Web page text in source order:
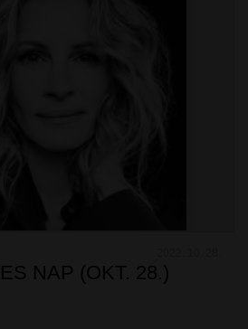
NAP (OKT. 28.)